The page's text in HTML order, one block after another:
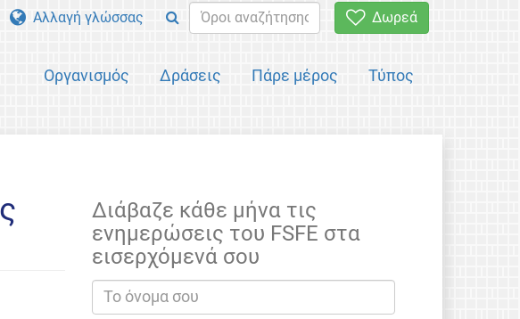
Δωρεά
Οργανισμός Δράσεις Πάρε μέρος Τύπος
Αλλαγή γλώσσας
Διάβαζε κάθε μήνα τις
ενημερώσεις του FSFE στα
εισερχόμενά σου